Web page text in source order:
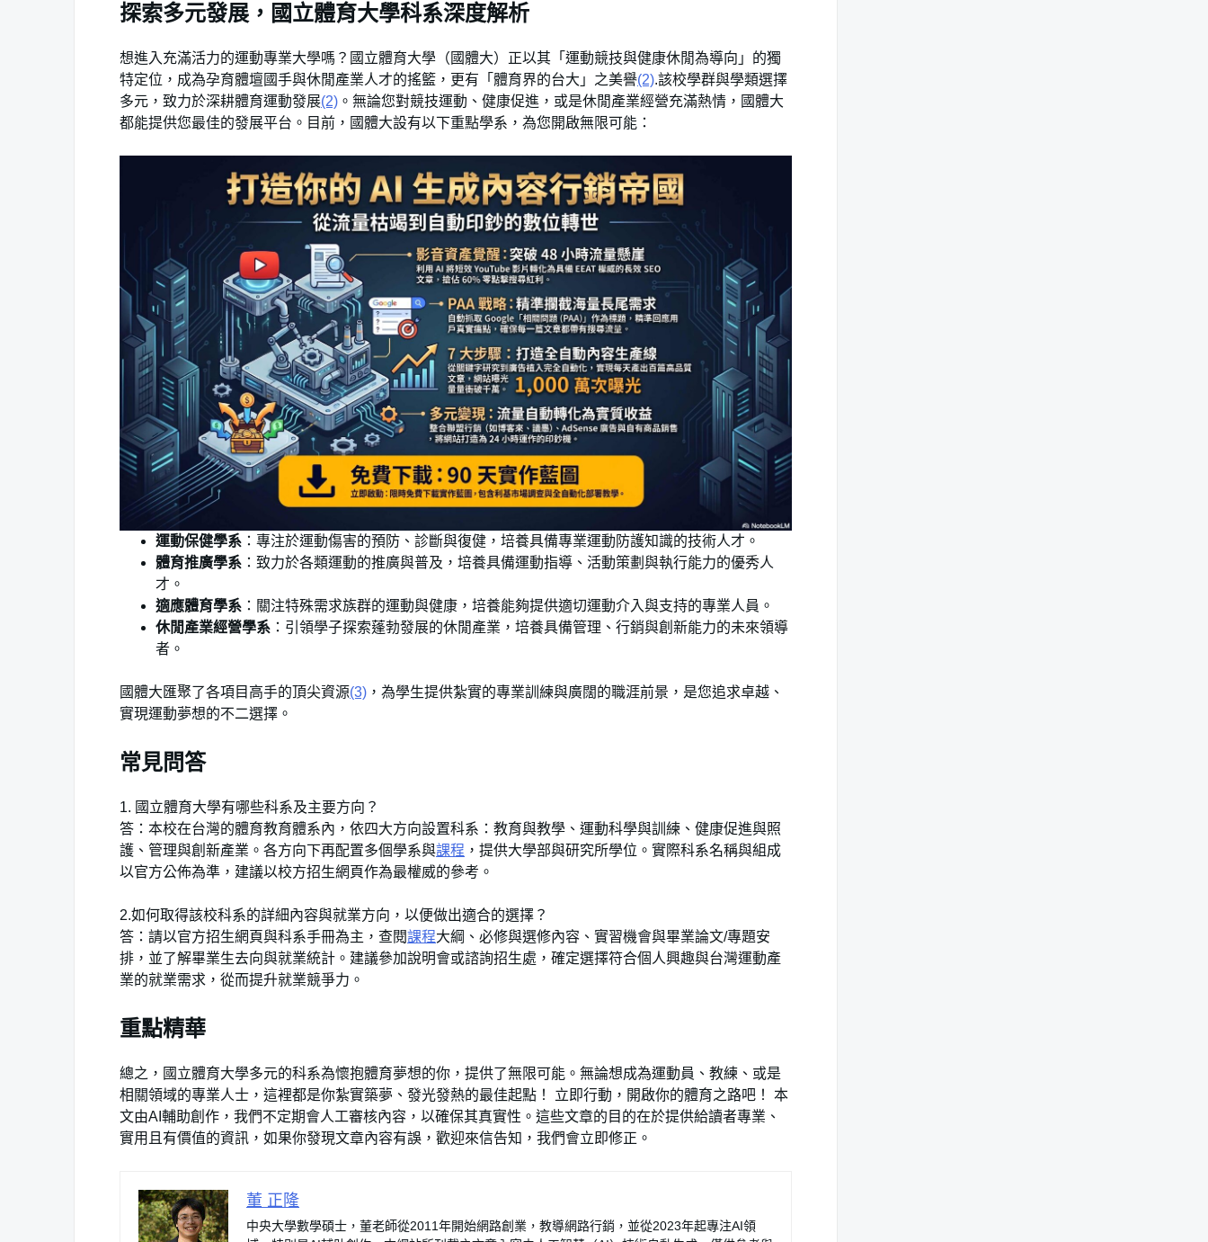
探索多元發展，國立體育大學科系深度解析
想進入充滿活力的運動專業大學嗎？國立體育大學（國體大）正以其「運動競技與健康休閒為導向」的獨
特定位，成為孕育體壇國手與休閒產業人才的搖籃，更有「體育界的台大」之美譽(2).該校學群與學類選擇
多元，致力於深耕體育運動發展(2) 。無論您對競技運動、健康促進，或是休閒產業經營充滿熱情，國體大
都能提供您最佳的發展平台。目前，國體大設有以下重點學系，為您開啟無限可能：
運動保健學系 ：專注於運動傷害的預防、診斷與復健，培養具備專業運動防護知識的技術人才。
體育推廣學系 ：致力於各類運動的推廣與普及，培養具備運動指導、活動策劃與執行能力的優秀人
才。
適應體育學系 ：關注特殊需求族群的運動與健康，培養能夠提供適切運動介入與支持的專業人員。
休閒產業經營學系 ：引領學子探索蓬勃發展的休閒產業，培養具備管理、行銷與創新能力的未來領導
者。
國體大匯聚了各項目高手的頂尖資源(3) ，為學生提供紮實的專業訓練與廣闊的職涯前景，是您追求卓越、
實現運動夢想的不二選擇。
常見問答
1. ‌國立體育大學有哪些科系及主要方向？
答：本校在台灣的體育教育體系內，依四大方向設置科系：教育與教學、運動科學與訓練、健康促進與照
護、管理與創新產業。各方向下再配置多個學系與課程 ，提供大學部與研究所學位。實際科系名稱與組成
以官方公佈為準，建議以校方招生網頁作為最權威的參考。
2.如何取得該校科系的詳細內容與就業方向，以便做出適合的選擇？
答：請以官方招生網頁與科系手冊為主，查閱課程大綱、必修與選修內容、實習機會與畢業論文/專題安
排，並了解畢業生去向與就業統計。建議參加說明會或諮詢招生處，確定選擇符合個人興趣與台灣運動產
業的就業需求，從而提升就業競爭力。
重點精華
總之，國立體育大學多元的科系為懷抱體育夢想的你，提供了無限可能。無論想成為運動員、教練、或是
相關領域的專業人士，這裡都是你紮實築夢、發光發熱的最佳起點！ ​立即行動，開啟你的體育之路吧！ 本
文由AI輔助創作，我們不定期會人工審核內容，以確保其真實性。這些文章的目的在於提供給讀者專業、
實用且有價值的資訊，如果你發現文章內容有誤，歡迎來信告知，我們會立即修正。
董 正隆
中央大學數學碩士，董老師從2011年開始網路創業，教導網路行銷，並從2023年起專注AI領